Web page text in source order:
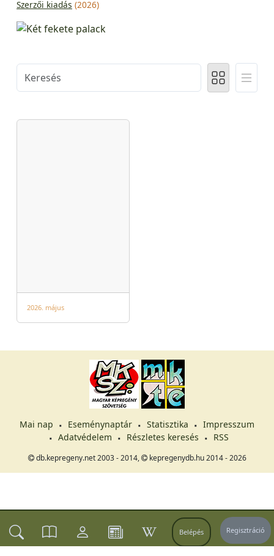
Belépés Regisztráció
Szerzői kiadás (2026)
2026. május
Mai nap Eseménynaptár Statisztika
Impresszum
Adatvédelem
Részletes keresés RSS
db.kepregeny.net 2003 - 2014, kepregenydb.hu 2014 - 2026